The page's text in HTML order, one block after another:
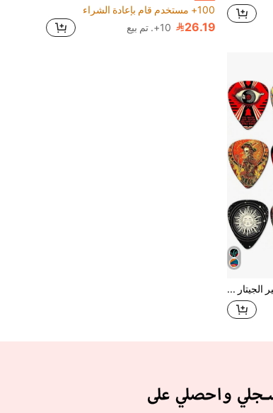
100+ مستخدم قام بإعادة الشراء
26.19 10+. تم بيع
12 قطعة مجموعة مواخير الجيتار - خيارات سماكة 0.46/0.71/1.0 ملم، اكسسوارات آلة موسيقية ذات تصميم بانك ملون، مواخير الأوكولليلي، هدايا لعشاق الموسيقى بتصميم حيوي